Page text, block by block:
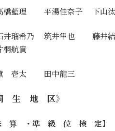
藍理 平湯佳奈子 下山汰
瑠希乃 筑井隼也 藤井
貴
太 田中龍三
生 地 区》
算 ・準 級 位 検 定】